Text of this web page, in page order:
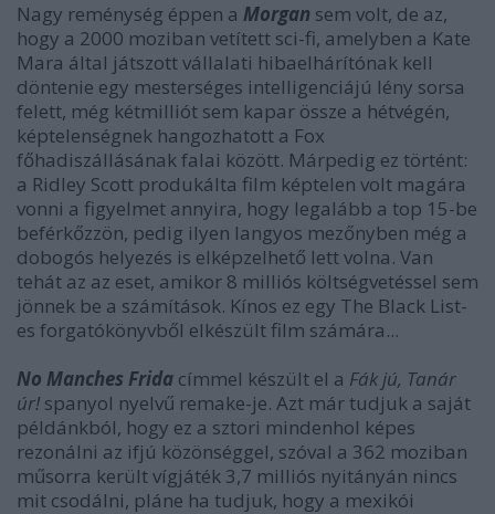
Nagy reménység éppen a Morgan sem volt, de az,
hogy a 2000 moziban vetített sci-fi, amelyben a Kate
Mara által játszott vállalati hibaelhárítónak kell
döntenie egy mesterséges intelligenciájú lény sorsa
felett, még kétmilliót sem kapar össze a hétvégén,
képtelenségnek hangozhatott a Fox
főhadiszállásának falai között. Márpedig ez történt:
a Ridley Scott produkálta film képtelen volt magára
vonni a figyelmet annyira, hogy legalább a top 15-be
beférkőzzön, pedig ilyen langyos mezőnyben még a
dobogós helyezés is elképzelhető lett volna. Van
tehát az az eset, amikor 8 milliós költségvetéssel sem
jönnek be a számítások. Kínos ez egy The Black List-
es forgatókönyvből elkészült film számára...
No Manches Frida címmel készült el a Fák jú, Tanár
úr!spanyol nyelvű remake-je. Azt már tudjuk a saját
példánkból, hogy ez a sztori mindenhol képes
rezonálni az ifjú közönséggel, szóval a 362 moziban
műsorra került vígjáték 3,7 milliós nyitányán nincs
mit csodálni, pláne ha tudjuk, hogy a mexikói